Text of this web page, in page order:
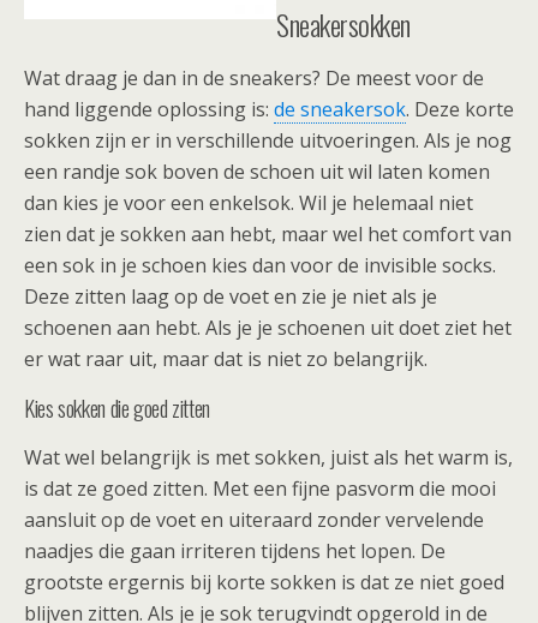
Sneakersokken
Wat draag je dan in de sneakers? De meest voor de
hand liggende oplossing is: de sneakersok. Deze korte
sokken zijn er in verschillende uitvoeringen. Als je nog
een randje sok boven de schoen uit wil laten komen
dan kies je voor een enkelsok. Wil je helemaal niet
zien dat je sokken aan hebt, maar wel het comfort van
een sok in je schoen kies dan voor de invisible socks.
Deze zitten laag op de voet en zie je niet als je
schoenen aan hebt. Als je je schoenen uit doet ziet het
er wat raar uit, maar dat is niet zo belangrijk.
Kies sokken die goed zitten
Wat wel belangrijk is met sokken, juist als het warm is,
is dat ze goed zitten. Met een fijne pasvorm die mooi
aansluit op de voet en uiteraard zonder vervelende
naadjes die gaan irriteren tijdens het lopen. De
grootste ergernis bij korte sokken is dat ze niet goed
blijven zitten. Als je je sok terugvindt opgerold in de